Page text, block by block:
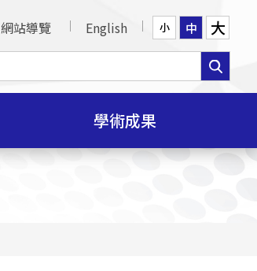
網站導覽 English 小 中 大
學術成果